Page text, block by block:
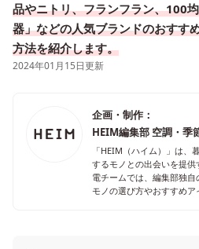
品やニトリ、フランフラン、100
器」などの人気ブランドのおすす
方法を紹介します。
2024年01月15日更新
企画・制作：
HEIM編集部 空調・季
「HEIM（ハイム）」は、
するモノとの出会いを提
電チームでは、編集部独
モノの選び方やおすすめア